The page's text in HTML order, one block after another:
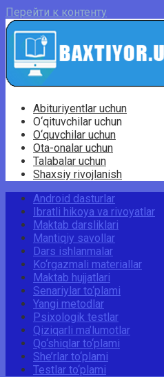
Перейти к контенту
Abituriyentlar uchun
O‘qituvchilar uchun
O‘quvchilar uchun
Ota-onalar uchun
Talabalar uchun
Shaxsiy rivojlanish
Android dasturlar
Ibratli hikoya va rivoyatlar
Maktab darsliklari
Mantiqiy savollar
Dars ishlanmalar
Ko‘rgazmali materiallar
Maktab hujjatlari
Senariylar to‘plami
Yangi metodlar
Psixologik testlar
Qiziqarli ma’lumotlar
Qo‘shiqlar to‘plami
She’rlar to‘plami
Testlar to‘plami